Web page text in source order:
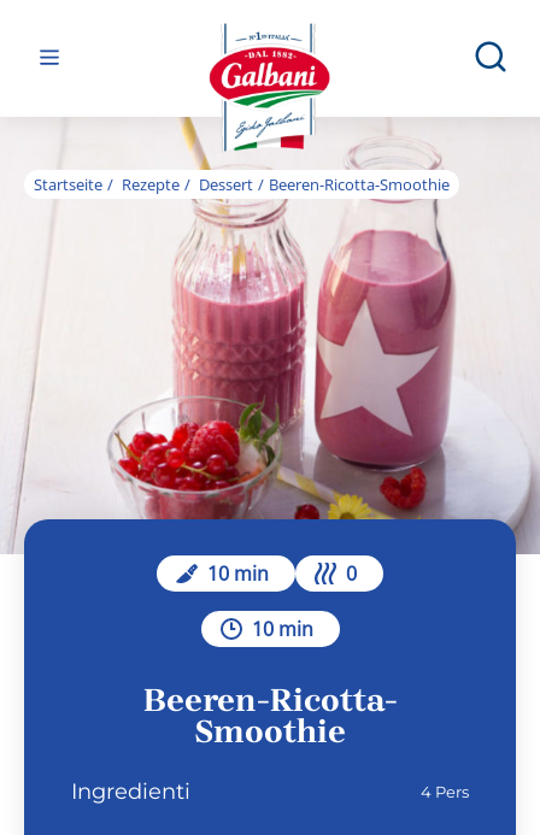
Startseite Rezepte Dessert Beeren-Ricotta-Smoothie
10 min 0
10 min
Beeren-Ricotta-
Smoothie
Ingredienti 4 Pers